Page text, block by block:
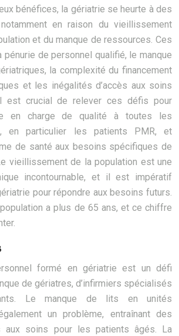
bénéfices, la gériatrie se heurte à des
en raison du vieillissement
et du manque de ressources. Ces
de personnel qualifié, le manque
la complexité du financement
et les inégalités d’accès aux soins
est crucial de relever ces défis pour
en charge de qualité à toutes les
en particulier les patients PMR, et
de santé aux besoins spécifiques de
vieillissement de la population est une
incontournable, et il est impératif
pour répondre aux besoins futurs.
a plus de 65 ans, et ce chiffre
formé en gériatrie est un défi
de gériatres, d’infirmiers spécialisés
Le manque de lits en unités
un problème, entraînant des
aux soins pour les patients âgés. La